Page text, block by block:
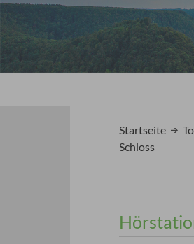
Startseite
Schloss